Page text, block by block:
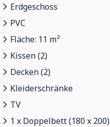
Erdgeschoss
PVC
Fläche: 11 m²
Kissen (2)
Decken (2)
Kleiderschränke
TV
1 x Doppelbett (180 x 200)